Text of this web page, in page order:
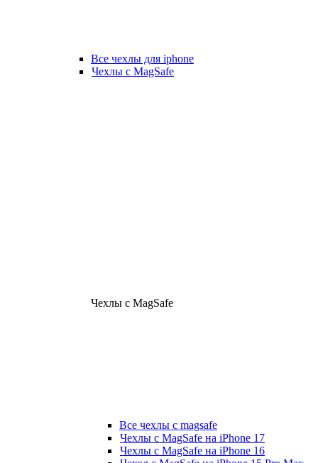
Все чехлы для iphone
Чехлы с MagSafe
Чехлы с MagSafe
Все чехлы с magsafe
Чехлы с MagSafe на iPhone 17
Чехлы с MagSafe на iPhone 16